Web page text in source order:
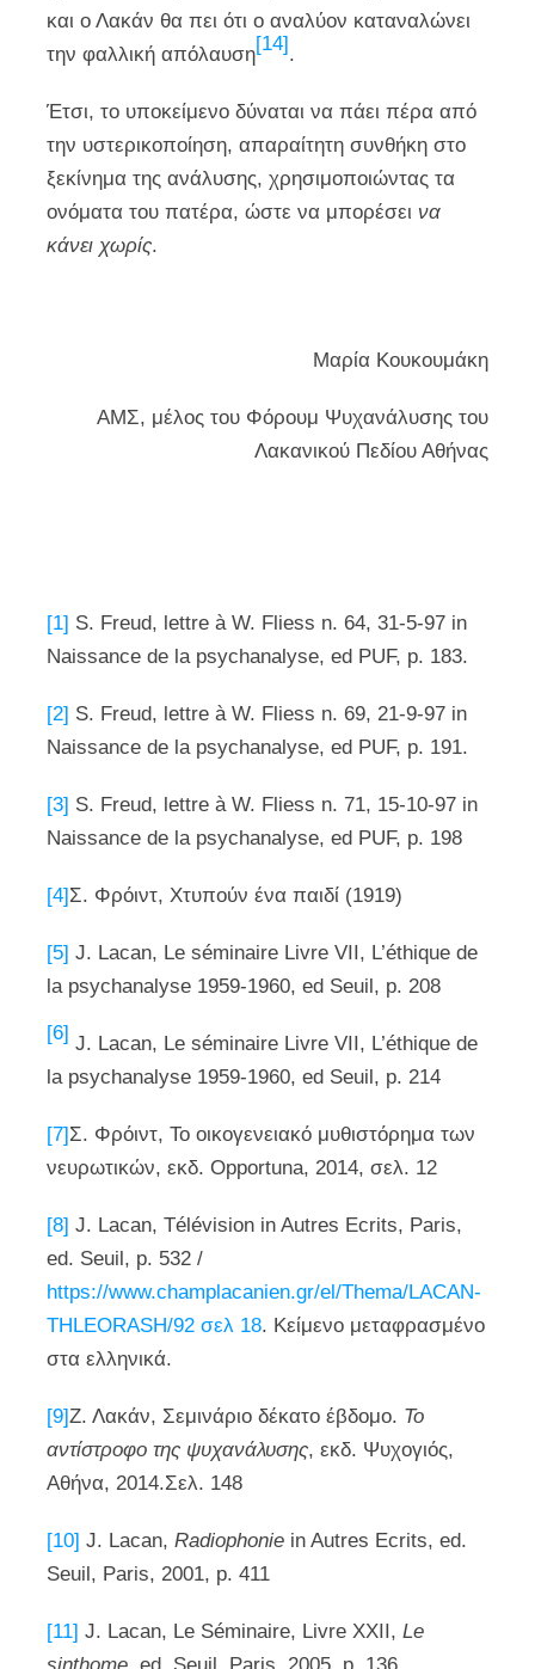
και ο Λακάν θα πει ότι ο αναλύον καταναλώνει
την φαλλική απόλαυση[14].
Έτσι, το υποκείμενο δύναται να πάει πέρα από
την υστερικοποίηση, απαραίτητη συνθήκη στο
ξεκίνημα της ανάλυσης, χρησιμοποιώντας τα
ονόματα του πατέρα, ώστε να μπορέσει να
κάνει χωρίς.
Μαρία Κουκουμάκη
ΑΜΣ, μέλος του Φόρουμ Ψυχανάλυσης του
Λακανικού Πεδίου Αθήνας
[1] S. Freud, lettre à W. Fliess n. 64, 31-5-97 in
Naissance de la psychanalyse, ed PUF, p. 183.
[2] S. Freud, lettre à W. Fliess n. 69, 21-9-97 in
Naissance de la psychanalyse, ed PUF, p. 191.
[3] S. Freud, lettre à W. Fliess n. 71, 15-10-97 in
Naissance de la psychanalyse, ed PUF, p. 198
[4]Σ. Φρόιντ, Χτυπούν ένα παιδί (1919)
[5] J. Lacan, Le séminaire Livre VII, L’éthique de
la psychanalyse 1959-1960, ed Seuil, p. 208
[6] J. Lacan, Le séminaire Livre VII, L’éthique de
la psychanalyse 1959-1960, ed Seuil, p. 214
[7]Σ. Φρόιντ, Το οικογενειακό μυθιστόρημα των
νευρωτικών, εκδ. Opportuna, 2014, σελ. 12
[8] J. Lacan, Télévision in Autres Ecrits, Paris,
ed. Seuil, p. 532 /
https://www.champlacanien.gr/el/Thema/LACAN-
THLEORASH/92 σελ 18. Κείμενο μεταφρασμένο
στα ελληνικά.
[9]Ζ. Λακάν, Σεμινάριο δέκατο έβδομο. Το
αντίστροφο της ψυχανάλυσης, εκδ. Ψυχογιός,
Αθήνα, 2014.Σελ. 148
[10] J. Lacan,Radiophonie in Autres Ecrits, ed.
Seuil, Paris, 2001, p. 411
[11] J. Lacan, Le Séminaire, Livre XXII,Le